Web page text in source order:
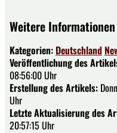
Weitere
Kategorien: Deutschland
Veröffentlichung des
08:56:00 Uhr
Erstellung des Artikels:
Uhr
Letzte Aktualisierung des
20:57:15 Uhr